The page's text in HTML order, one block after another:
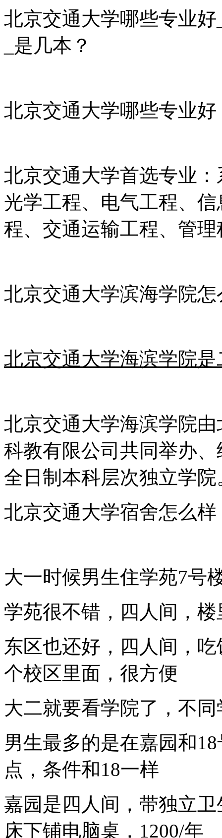
北京交通大学哪些专业
_是几本？
北京交通大学哪些专业好
北京交通大学首选专业
光学工程、电气工程、
程、交通运输工程、管
北京交通大学滨海学院
北京交通大学海滨学院
北京交通大学海滨学院
科教有限公司共同举办
全日制本科层次独立学
北京交通大学宿舍怎么样
大一时候男生住学苑7号
学苑很不错，四人间，
东区也还好，四人间，
个校区里面，很方便
大二就要看学院了，不
男生最多的是在嘉园和
点，条件和18一样
嘉园是四人间，带独立
床下铺电脑桌，1200/年